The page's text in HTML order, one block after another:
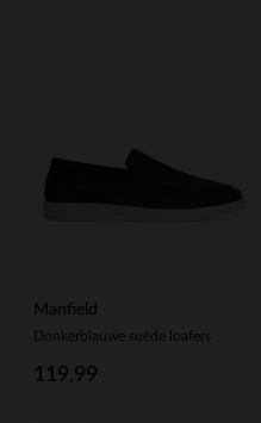
Manfield
Donkerblauwe suède loafers
119.99